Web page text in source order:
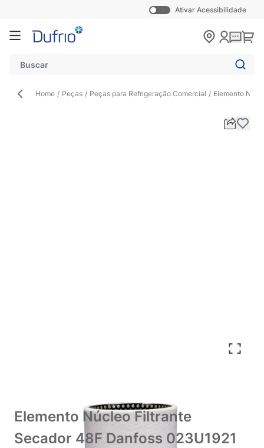
Ativar Acessibilidade
Pular para o conteúdo
Home / Peças / Peças para Refrigeração Comercial / Elemento
Elemento Núcleo Filtrante
Secador 48F Danfoss 023U1921